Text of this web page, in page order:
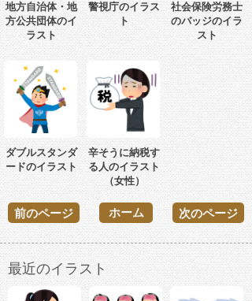
地方自治体・地
方公共団体のイ
ラスト
警視庁のイラス
ト
社会保険労務士
のバッジのイラ
スト
ダブルスタンダ
ードのイラスト
辛そうに納税す
る人のイラスト
（女性）
前のページ 次のページ
ホーム
最近のイラスト